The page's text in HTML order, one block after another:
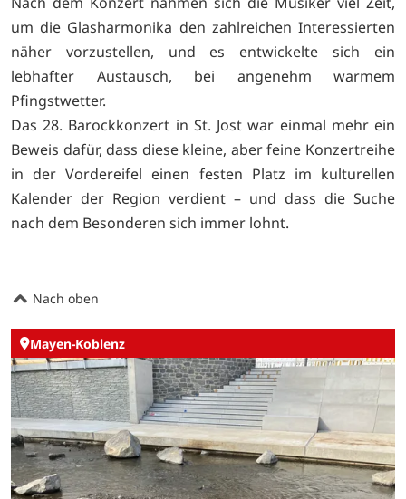
um die Glasharmonika den zahlreichen Interessierten
näher vorzustellen, und es entwickelte sich ein
lebhafter Austausch, bei angenehm warmem
Pfingstwetter.
Das 28. Barockkonzert in St. Jost war einmal mehr ein
Beweis dafür, dass diese kleine, aber feine Konzertreihe
in der Vordereifel einen festen Platz im kulturellen
Kalender der Region verdient – und dass die Suche
nach dem Besonderen sich immer lohnt.
Nach oben
Mayen-Koblenz